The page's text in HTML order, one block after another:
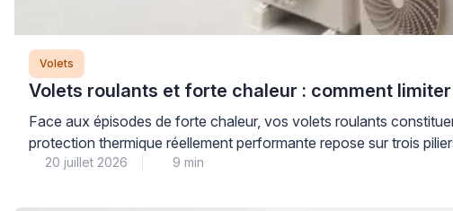
Volets
Volets roulants et forte chaleur : comment
Face aux épisodes de forte chaleur, vos volets roulants
protection thermique réellement performante repose sur trois
souvent l’association avec des protections […]
20 juillet 2026 9 min